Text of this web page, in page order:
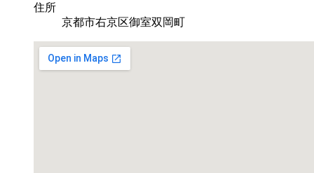
住所
京都市右京区御室双岡町